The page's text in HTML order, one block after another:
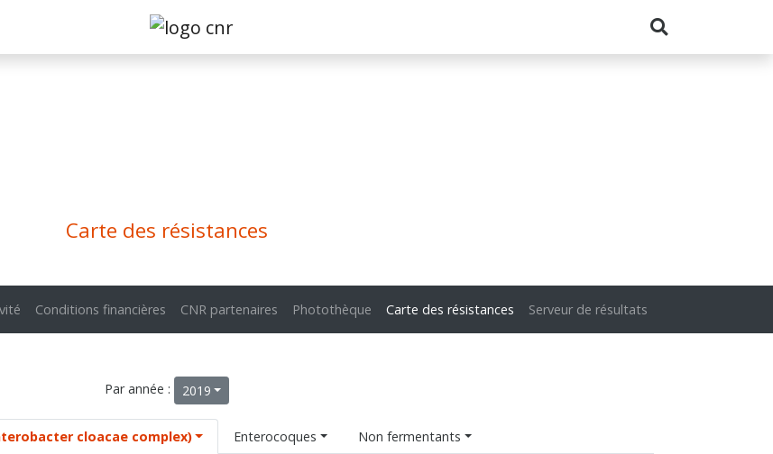
Carte des résistances
Conditions financières CNR partenaires Photothèque Carte des résistances Serveur de résultats
Par année : 2019
cloacae complex) Enterocoques Non fermentants